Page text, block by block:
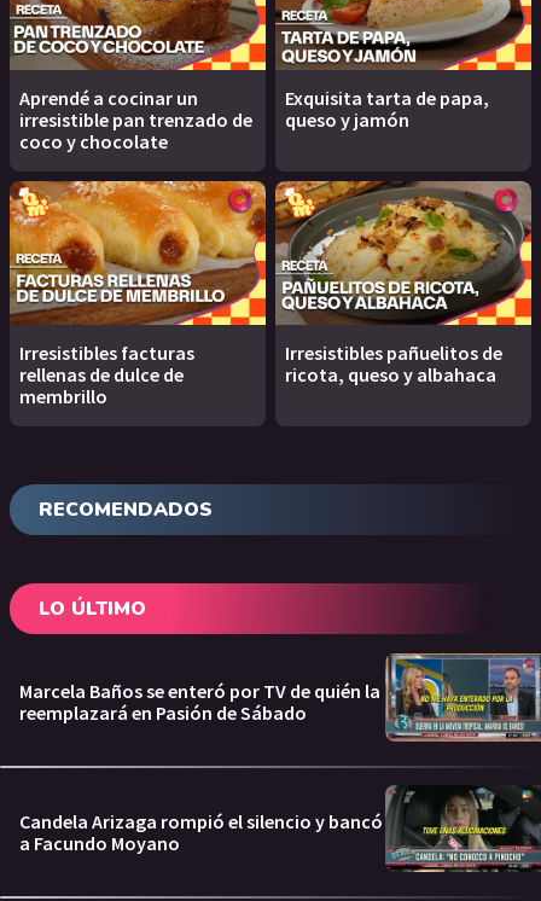
Aprendé a cocinar un
irresistible pan trenzado de
coco y chocolate
Exquisita tarta de papa,
queso y jamón
Irresistibles facturas
rellenas de dulce de
membrillo
Irresistibles pañuelitos de
ricota, queso y albahaca
RECOMENDADOS
LO ÚLTIMO
Marcela Baños se enteró por TV de quién la
reemplazará en Pasión de Sábado
Candela Arizaga rompió el silencio y bancó
a Facundo Moyano